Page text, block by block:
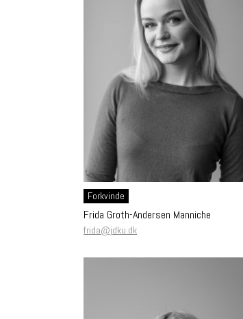
Forkvinde
Frida Groth-Andersen Manniche
frida@jdku.dk